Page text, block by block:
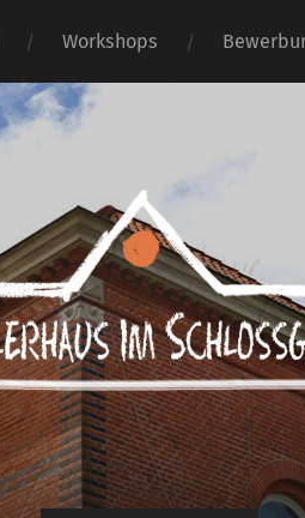
Workshops
Künstlerhaus
im
Schlossgarten